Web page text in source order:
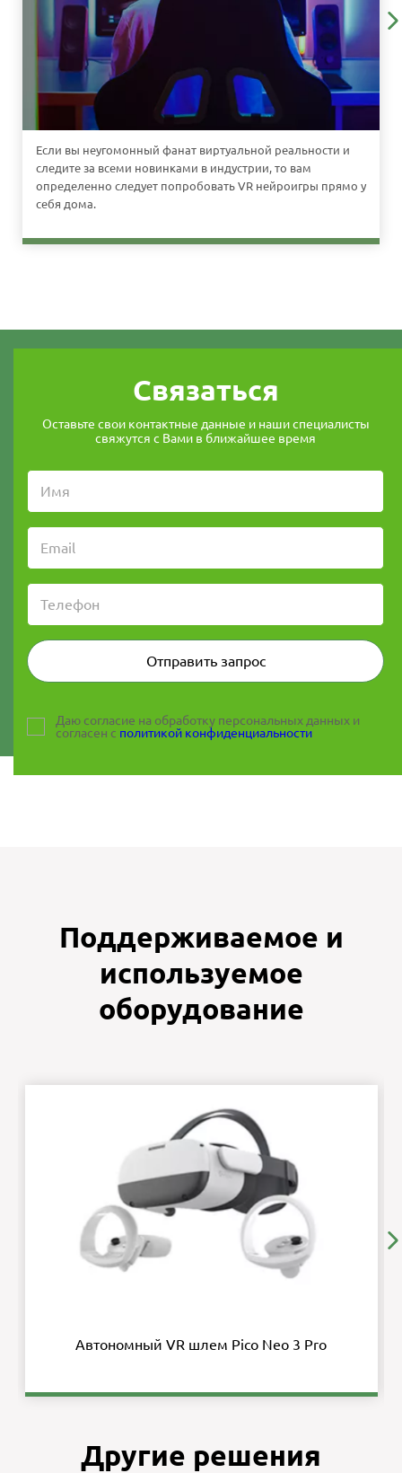
Если вы неугомонный фанат виртуальной реальности и
следите за всеми новинками в индустрии, то вам
определенно следует попробовать VR нейроигры прямо у
себя дома.
Связаться
Оставьте свои контактные данные и наши специалисты
свяжутся с Вами в ближайшее время
Отправить запрос
Даю согласие на обработку персональных данных и
согласен с политикой конфиденциальности
Поддерживаемое и
используемое
оборудование
Автономный VR шлем Pico Neo 3 Pro
Другие решения